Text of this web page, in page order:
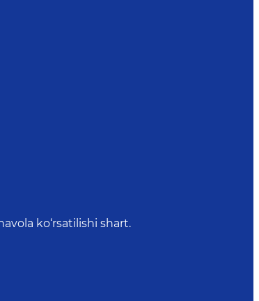
ko‘rsatilishi shart.